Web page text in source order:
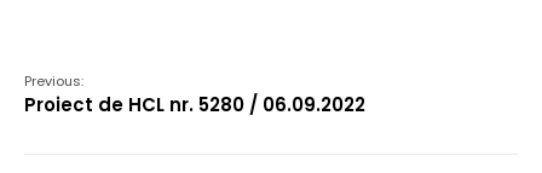
Previous:
Proiect de HCL nr. 5280 / 06.09.2022